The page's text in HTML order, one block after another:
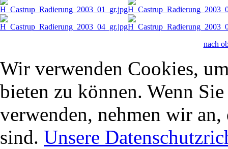
nach
Wir verwenden Cookies,
bieten zu können. Wenn
verwenden, nehmen wir
sind. Unsere